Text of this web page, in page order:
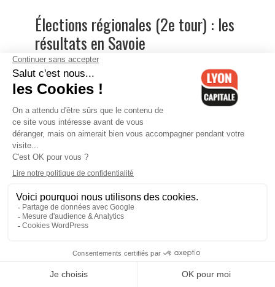
Élections régionales (2e tour) : les
résultats en Savoie
Élections régionales (2e tour) : les
résultats à Quincieux